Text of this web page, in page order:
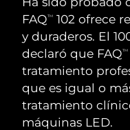
FAQTM
102 ofrece
y duraderos. El
declaró que FAQTM
tratamiento
que es igual o
tratamiento
máquinas LED.
For18% PAP
Cosméticos
Comprar todo
Israel
Italia
Jersey